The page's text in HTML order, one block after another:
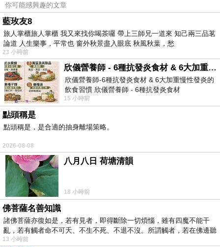
你可能感興趣的文章
藍玫友8
旅人掌櫃旅人掌櫃 我又來找你喝茶囉 帶上三師兄一道來 知己兩三品茗
論道 人生樂事，平常也 窗外秋景盡入眼底 秋風秋葉，愁
23 小時前
欣儀營養師 - 6種抗發炎食材 & 6大加重慢性發炎的飲食習慣
欣儀營養師-6種抗發炎食材 & 6大加重慢性發炎的
飲食習慣 欣儀營養師 - 6種抗發炎食材
https://www.facebook.com/photo/?fbid=147
15 小時前
點頭稱是
點頭稱是，是合適的抽身離場策略。
2026-08-08
八月八日 荷塘清韻
18 小時前
佛菩薩名善知識
諸佛菩薩亦復如是，若有見者，即得斷除一切煩惱，雖有四魔不能干
亂，若有觸者命不可夭、不生不死、不退不沒。所謂觸者，若在佛邊聽
受
13 小時前